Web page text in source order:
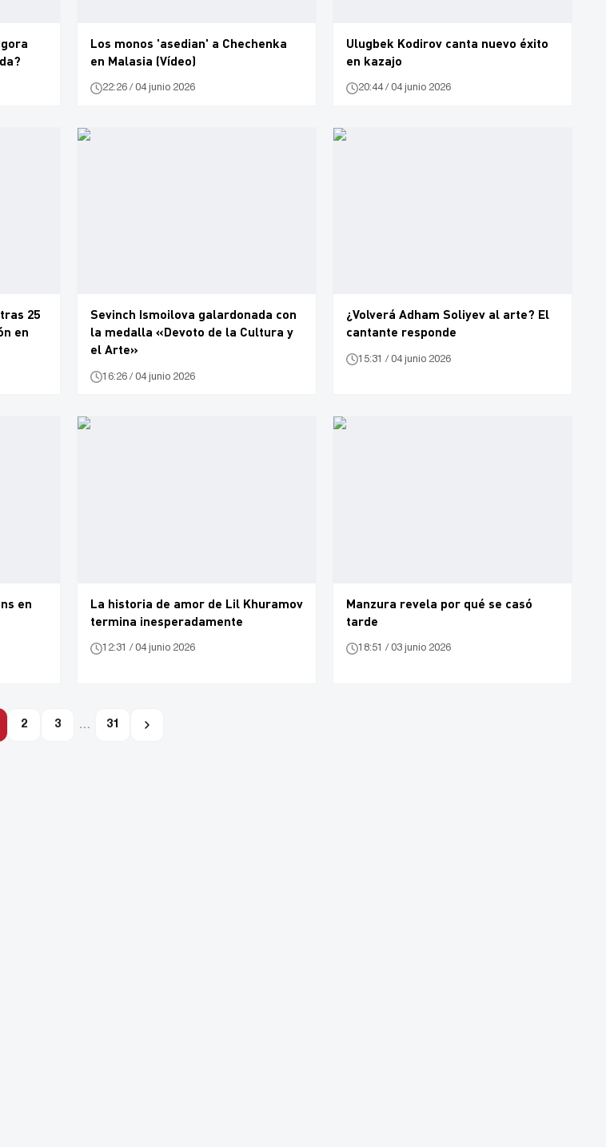
Los monos 'asedian' a Chechenka
en Malasia (Vídeo)
22:26 / 04 junio 2026
Ulugbek Kodirov canta nuevo éxito
en kazajo
20:44 / 04 junio 2026
25
en
Sevinch Ismoilova galardonada con
la medalla «Devoto de la Cultura y
el Arte»
16:26 / 04 junio 2026
¿Volverá Adham Soliyev al arte? El
cantante responde
15:31 / 04 junio 2026
en
La historia de amor de Lil Khuramov
termina inesperadamente
12:31 / 04 junio 2026
Manzura revela por qué se casó
tarde
18:51 / 03 junio 2026
2 3 … 31